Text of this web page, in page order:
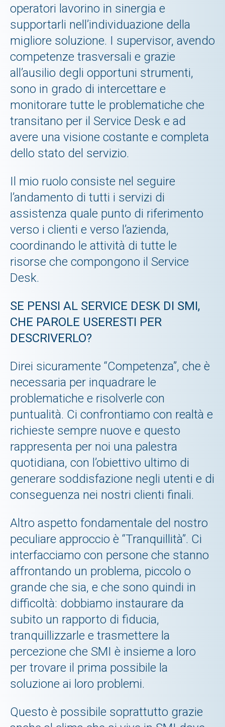
operatori lavorino in sinergia e
supportarli nell’individuazione della
migliore soluzione. I supervisor, avendo
competenze trasversali e grazie
all’ausilio degli opportuni strumenti,
sono in grado di intercettare e
monitorare tutte le problematiche che
transitano per il Service Desk e ad
avere una visione costante e completa
dello stato del servizio.
Il mio ruolo consiste nel seguire
l’andamento di tutti i servizi di
assistenza quale punto di riferimento
verso i clienti e verso l’azienda,
coordinando le attività di tutte le
risorse che compongono il Service
Desk.
SE PENSI AL SERVICE DESK DI SMI,
CHE PAROLE USERESTI PER
DESCRIVERLO?
Direi sicuramente “Competenza”, che è
necessaria per inquadrare le
problematiche e risolverle con
puntualità. Ci confrontiamo con realtà e
richieste sempre nuove e questo
rappresenta per noi una palestra
quotidiana, con l’obiettivo ultimo di
generare soddisfazione negli utenti e di
conseguenza nei nostri clienti finali.
Altro aspetto fondamentale del nostro
peculiare approccio è “Tranquillità”. Ci
interfacciamo con persone che stanno
affrontando un problema, piccolo o
grande che sia, e che sono quindi in
difficoltà: dobbiamo instaurare da
subito un rapporto di fiducia,
tranquillizzarle e trasmettere la
percezione che SMI è insieme a loro
per trovare il prima possibile la
soluzione ai loro problemi.
Questo è possibile soprattutto grazie